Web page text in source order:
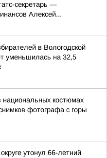
секретарь —
Алексей...
в Вологодской
уменьшилась на 32,5
национальных костюмах
фотографа с горы
утонул 66-летний